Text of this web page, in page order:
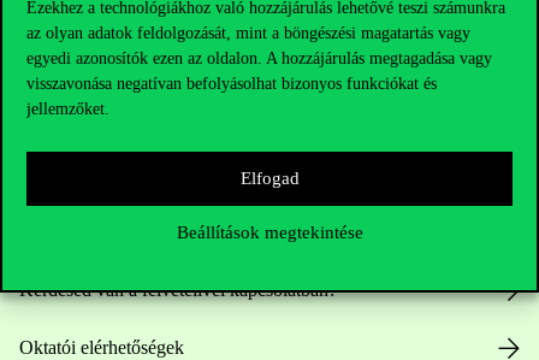
Ezekhez a technológiákhoz való hozzájárulás lehetővé teszi számunkra
az olyan adatok feldolgozását, mint a böngészési magatartás vagy
egyedi azonosítók ezen az oldalon. A hozzájárulás megtagadása vagy
visszavonása negatívan befolyásolhat bizonyos funkciókat és
jellemzőket.
Elfogad
Beállítások megtekintése
Elérhetőségek
+36 1 482 5000
Kérdésed van a felvételivel kapcsolatban?
Oktatói elérhetőségek